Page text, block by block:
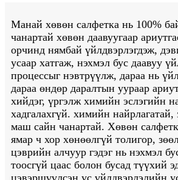
Манай хөвөн салфетка нь 100%
чанартай хөвөн даавуугаар
орчинд нямбай үйлдвэрлэгдэж,
усаар хатгаж, нэхмэл бус даавуу
процессыг нэвтрүүлж, дараа нь
дараа өндөр даралтын уураар
хийдэг, үргэлж химийн эслэгийн
хадгалахгүй. химийн найрлагатай,
маш сайн чанартай. Хөвөн
ямар ч хор хөнөөлгүй толигор,
цэврийн алчуур гэдэг нь нэхмэл
тоосгүй цаас болон бусад түүхий
цэвэршүүлсэн ус үйлдвэрлэлийн